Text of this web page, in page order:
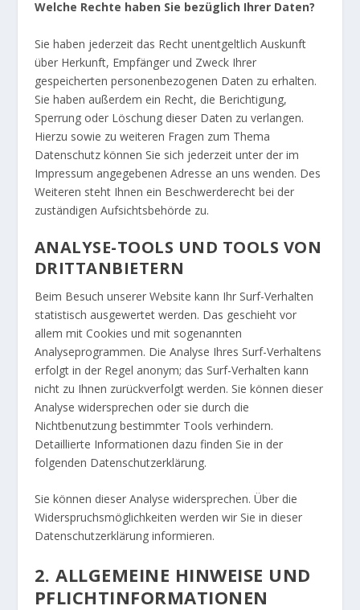
Welche Rechte haben Sie bezüglich Ihrer Daten?
Sie haben jederzeit das Recht unentgeltlich Auskunft
über Herkunft, Empfänger und Zweck Ihrer
gespeicherten personenbezogenen Daten zu erhalten.
Sie haben außerdem ein Recht, die Berichtigung,
Sperrung oder Löschung dieser Daten zu verlangen.
Hierzu sowie zu weiteren Fragen zum Thema
Datenschutz können Sie sich jederzeit unter der im
Impressum angegebenen Adresse an uns wenden. Des
Weiteren steht Ihnen ein Beschwerderecht bei der
zuständigen Aufsichtsbehörde zu.
ANALYSE-TOOLS UND TOOLS VON
DRITTANBIETERN
Beim Besuch unserer Website kann Ihr Surf-Verhalten
statistisch ausgewertet werden. Das geschieht vor
allem mit Cookies und mit sogenannten
Analyseprogrammen. Die Analyse Ihres Surf-Verhaltens
erfolgt in der Regel anonym; das Surf-Verhalten kann
nicht zu Ihnen zurückverfolgt werden. Sie können dieser
Analyse widersprechen oder sie durch die
Nichtbenutzung bestimmter Tools verhindern.
Detaillierte Informationen dazu finden Sie in der
folgenden Datenschutzerklärung.
Sie können dieser Analyse widersprechen. Über die
Widerspruchsmöglichkeiten werden wir Sie in dieser
Datenschutzerklärung informieren.
2. ALLGEMEINE HINWEISE UND
PFLICHTINFORMATIONEN